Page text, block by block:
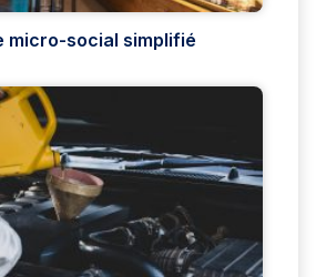
micro-social simplifié